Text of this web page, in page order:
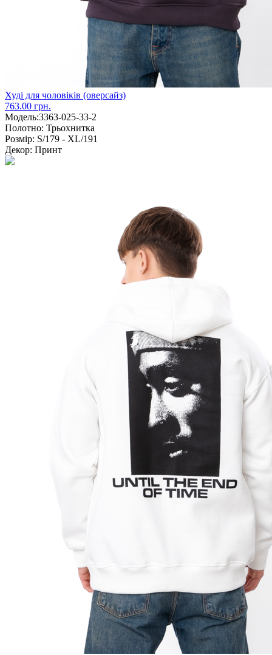
Худі для чоловіків (оверсайз)
763.00 грн.
Модель:3363-025-33-2
Полотно: Трьохнитка
Розмір: S/179 - XL/191
Декор: Принт